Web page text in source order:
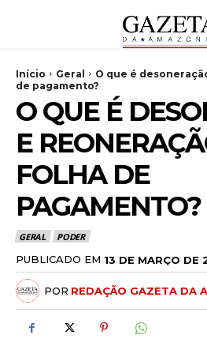
Início Geral
O que é
de pagamento?
O QUE É
E
FOLHA DE
PAGAMENTO?
GERAL PODER
PUBLICADO EM 13 DE MARÇO DE
POR REDAÇÃO GAZETA DA